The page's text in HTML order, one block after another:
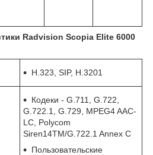
Radvision Scopia Elite 6000
H.323, SIP, H.3201
Кодеки - G.711, G.722,
G.722.1, G.729, MPEG4 AAC-
LC, Polycom
Siren14TM/G.722.1 Annex C
Пользовательские